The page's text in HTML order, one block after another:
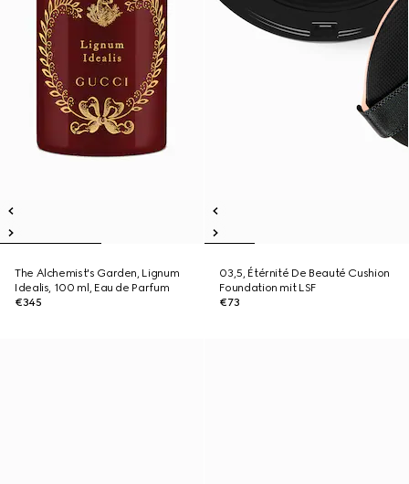
The Alchemist's Garden, Lignum
Idealis, 100 ml, Eau de Parfum
€345
03,5, Étérnité De Beauté Cushion
Foundation mit LSF
€73